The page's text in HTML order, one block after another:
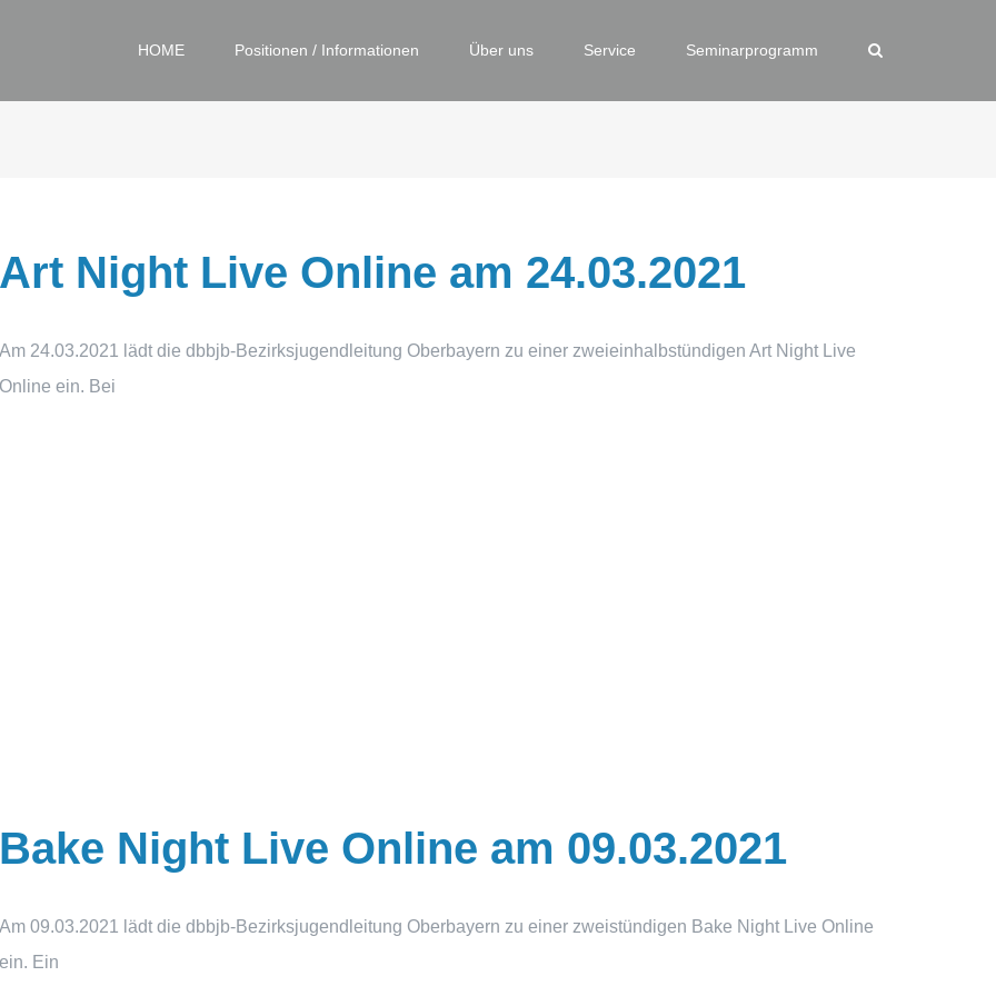
HOME Positionen / Informationen Über uns Service Seminarprogramm
Art Night Live Online am 24.03.2021
Am 24.03.2021 lädt die dbbjb-Bezirksjugendleitung Oberbayern zu einer zweieinhalbstündigen Art Night Live
Online ein. Bei
Bake Night Live Online am 09.03.2021
Am 09.03.2021 lädt die dbbjb-Bezirksjugendleitung Oberbayern zu einer zweistündigen Bake Night Live Online
ein. Ein